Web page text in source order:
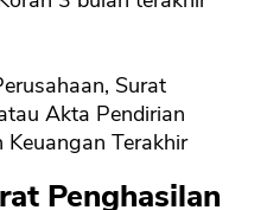
Surat
Akta Pendirian
Keuangan Terakhir
Penghasilan